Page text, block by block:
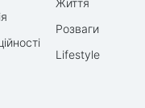
Життя
Розваги
Lifestyle